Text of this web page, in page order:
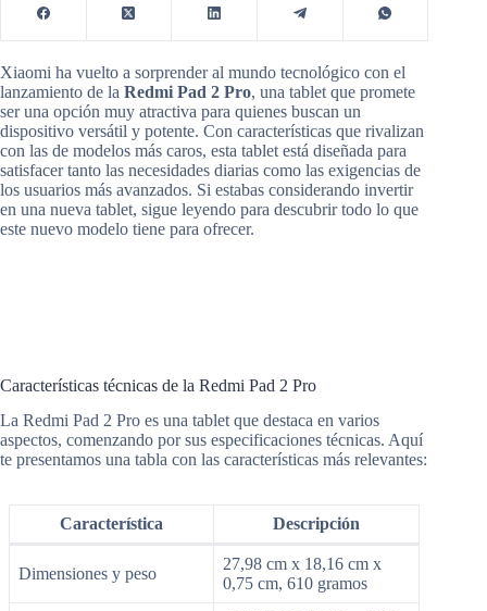
Xiaomi ha vuelto a sorprender al mundo tecnológico con el
lanzamiento de la Redmi Pad 2 Pro, una tablet que promete
ser una opción muy atractiva para quienes buscan un
dispositivo versátil y potente. Con características que rivalizan
con las de modelos más caros, esta tablet está diseñada para
satisfacer tanto las necesidades diarias como las exigencias de
los usuarios más avanzados. Si estabas considerando invertir
en una nueva tablet, sigue leyendo para descubrir todo lo que
este nuevo modelo tiene para ofrecer.
Características técnicas de la Redmi Pad 2 Pro
La Redmi Pad 2 Pro es una tablet que destaca en varios
aspectos, comenzando por sus especificaciones técnicas. Aquí
te presentamos una tabla con las características más relevantes:
Característica Descripción
Dimensiones y peso
27,98 cm x 18,16 cm x
0,75 cm, 610 gramos